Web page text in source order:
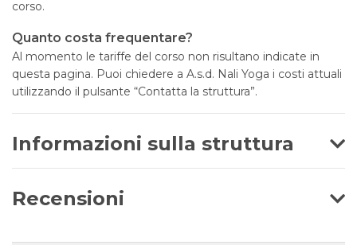
corso.
Quanto costa frequentare?
Al momento le tariffe del corso non risultano indicate in
questa pagina. Puoi chiedere a A.s.d. Nali Yoga i costi attuali
utilizzando il pulsante “Contatta la struttura”.
Informazioni sulla struttura
Recensioni